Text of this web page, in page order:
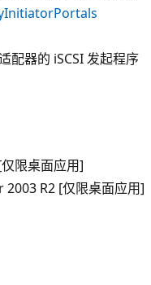
配器的 iSCSI 发起程序
限桌面应用]
R2 [仅限桌面应用]